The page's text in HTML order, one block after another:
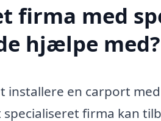
firma med
hjælpe med?
installere en carport
specialiseret firma kan